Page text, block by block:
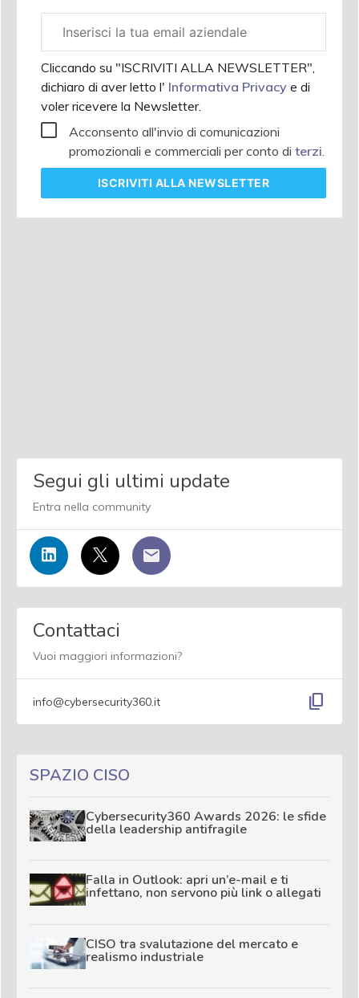
aziendale
Cliccando su "ISCRIVITI ALLA NEWSLETTER",
dichiaro di aver letto l' Informativa Privacy e di
voler ricevere la Newsletter.
Acconsento all'invio di comunicazioni
promozionali e commerciali per conto di terzi
ISCRIVITI ALLA NEWSLETTER
Segui gli ultimi update
Entra nella community
Contattaci
Vuoi maggiori informazioni?
info@cybersecurity360.it content_copy
SPAZIO CISO
Cybersecurity360 Awards 2026: le sfide
della leadership antifragile
Falla in Outlook: apri un’e-mail e ti
infettano, non servono più link o allegati
CISO tra svalutazione del mercato e
realismo industriale